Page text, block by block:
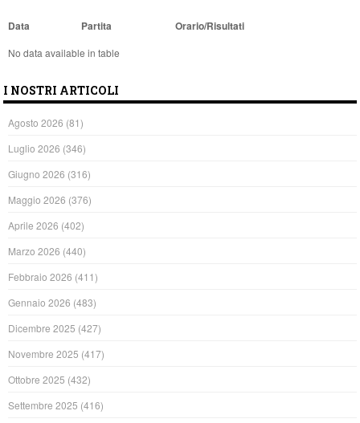
Data Partita Orario/Risultati
No data available in table
I NOSTRI ARTICOLI
Agosto 2026 (81)
Luglio 2026 (346)
Giugno 2026 (316)
Maggio 2026 (376)
Aprile 2026 (402)
Marzo 2026 (440)
Febbraio 2026 (411)
Gennaio 2026 (483)
Dicembre 2025 (427)
Novembre 2025 (417)
Ottobre 2025 (432)
Settembre 2025 (416)